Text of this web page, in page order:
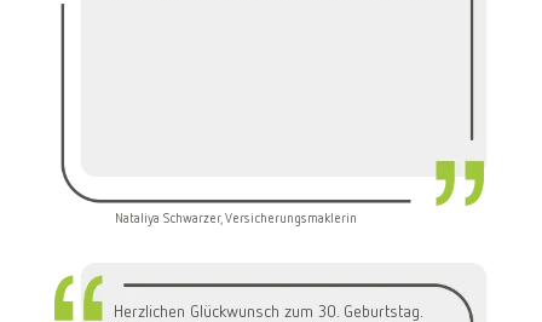
Nataliya Schwarzer, Versicherungsmaklerin
Herzlichen Glückwunsch zum 30. Geburtstag.